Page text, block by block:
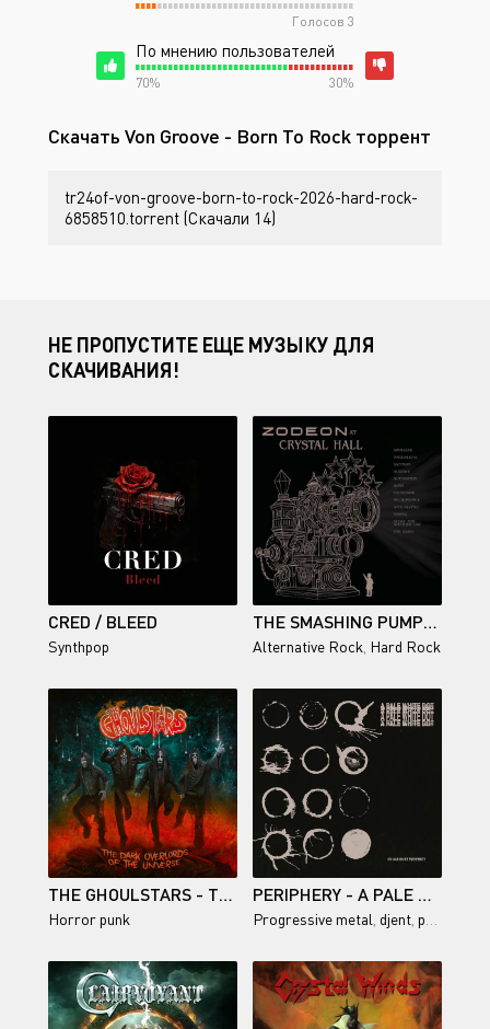
Голосов 3
По мнению пользователей
70% 30%
Скачать Von Groove - Born To Rock торрент
tr24of-von-groove-born-to-rock-2026-hard-rock-
6858510.torrent (Скачали 14)
НЕ ПРОПУСТИТЕ ЕЩЕ МУЗЫКУ ДЛЯ
СКАЧИВАНИЯ!
CRED / BLEED
Synthpop
THE SMASHING PUMPKINS - ZODEON AT CRYSTAL HALL
Alternative Rock Hard Rock
THE GHOULSTARS - THE DARK OVERLORDS OF THE UNIVERSE
Horror punk
PERIPHERY - A PALE WHITE DOT
Progressive metal djent progressive metalcore